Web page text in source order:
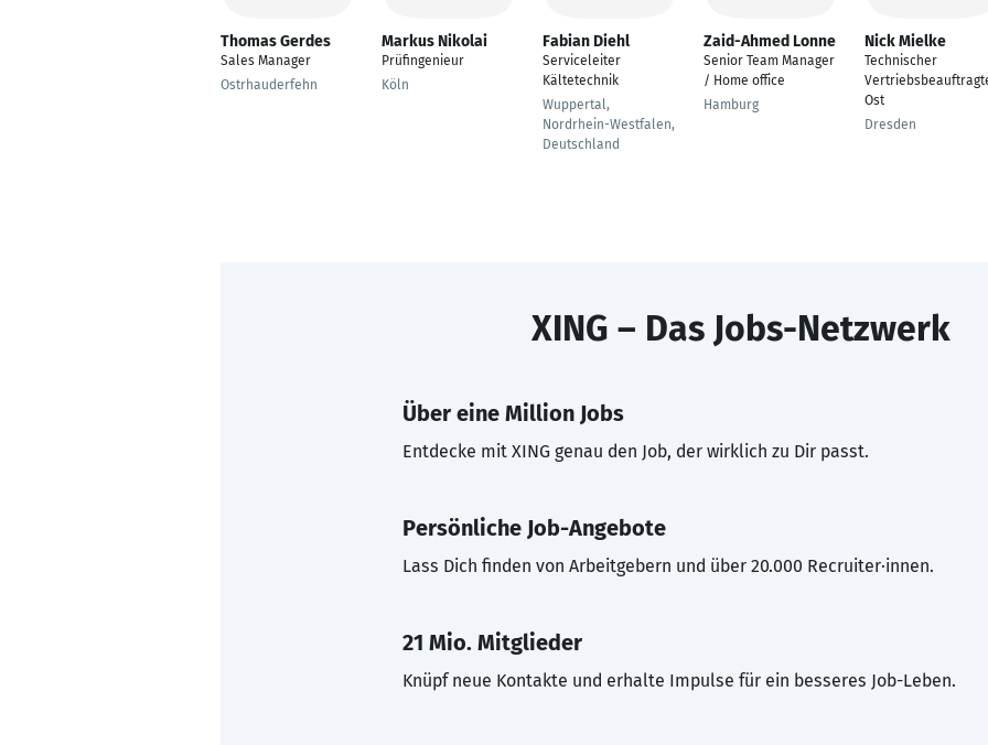
Thomas Gerdes
Sales Manager
Ostrhauderfehn
Markus Nikolai
Prüfingenieur
Köln
Fabian Diehl
Serviceleiter
Kältetechnik
Wuppertal,
Nordrhein-Westfalen,
Deutschland
Zaid-Ahmed Lonne
Senior Team Manager
/ Home office
Hamburg
Nick Mielke
Technischer
Ost
Dresden
XING – Das Jobs-Netzwerk
Über eine Million Jobs
Entdecke mit XING genau den Job, der wirklich zu Dir passt.
Persönliche Job-Angebote
Lass Dich finden von Arbeitgebern und über 20.000 Recruiter·innen.
21 Mio. Mitglieder
Knüpf neue Kontakte und erhalte Impulse für ein besseres Job-Leben.